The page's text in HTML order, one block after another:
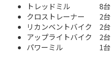
トレッドミル 8台
クロストレーナー 2台
リカンベントバイク 2台
アップライトバイク 2台
パワーミル 1台